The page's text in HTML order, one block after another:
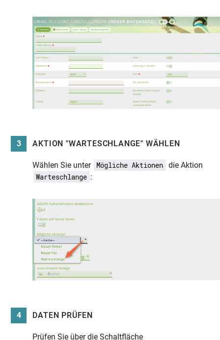
3 AKTION "WARTESCHLANGE" WÄHLEN
Wählen Sie unter Mögliche Aktionen die Aktion
Warteschlange :
4 DATEN PRÜFEN
Prüfen Sie über die Schaltfläche